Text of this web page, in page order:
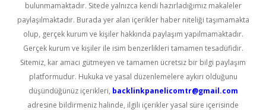
bulunmamaktadır. Sitede yalnızca kendi hazırladığımız makaleler
paylaşılmaktadır. Burada yer alan içerikler haber niteliği taşımamakta
olup, gerçek kurum ve kişiler hakkında paylaşım yapılmamaktadır.
Gerçek kurum ve kişiler ile isim benzerlikleri tamamen tesadüfidir.
Sitemiz, kar amacı gütmeyen ve tamamen ücretsiz bir bilgi paylaşım
platformudur. Hukuka ve yasal düzenlemelere aykırı olduğunu
düşündüğünüz içerikleri, backlinkpanelicomtr@gmail.com
adresine bildirmeniz halinde, ilgili içerikler yasal süre içerisinde